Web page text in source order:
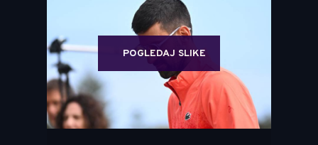
POGLEDAJ SLIKE